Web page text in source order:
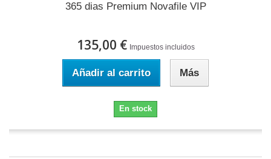
365 dias Premium Novafile VIP
135,00 € Impuestos incluidos
Añadir al carrito Más
En stock